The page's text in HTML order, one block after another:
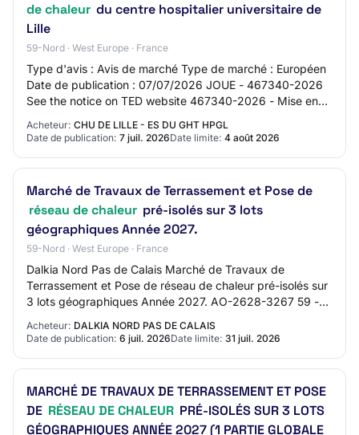
de chaleur du centre hospitalier universitaire de
Lille
59-Nord · West Europe · France
Type d'avis : Avis de marché Type de marché : Européen
Date de publication : 07/07/2026 JOUE - 467340-2026
See the notice on TED website 467340-2026 - Mise en
Acheteur: CHU DE LILLE - ES DU GHT HPGL
Date de publication: 7 juil. 2026Date limite: 4 août 2026
Marché de Travaux de Terrassement et Pose de
réseau de chaleur pré-isolés sur 3 lots
géographiques Année 2027.
59-Nord · West Europe · France
Dalkia Nord Pas de Calais Marché de Travaux de
Terrassement et Pose de réseau de chaleur pré-isolés sur
3 lots géographiques Année 2027. AO-2628-3267 59 -
Acheteur: DALKIA NORD PAS DE CALAIS
Date de publication: 6 juil. 2026Date limite: 31 juil. 2026
MARCHÉ DE TRAVAUX DE TERRASSEMENT ET POSE
DE RÉSEAU DE CHALEUR PRÉ-ISOLÉS SUR 3 LOTS
GÉOGRAPHIQUES ANNÉE 2027 (1 PARTIE GLOBALE